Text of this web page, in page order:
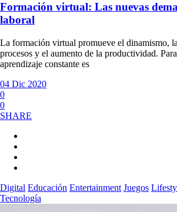
Formación virtual: Las nuevas
laboral
La formación virtual promueve el dinamismo,
procesos y el aumento de la productividad.
aprendizaje constante es
04 Dic 2020
0
0
SHARE
Digital Educación Entertainment Juegos
Tecnología